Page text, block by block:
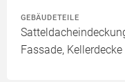
GEBÄUDETEILE
Fassade, Kellerdecke